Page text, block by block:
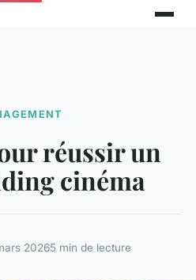
réussir un
cinéma
20265 min de lecture